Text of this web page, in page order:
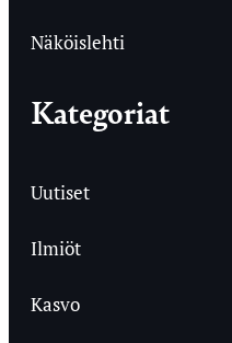
Näköislehti
Kategoriat
Uutiset
Ilmiöt
Kasvo